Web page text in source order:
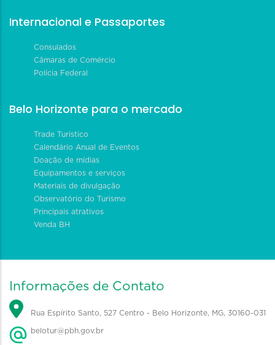
Internacional e Passaportes
Consulados
Câmaras de Comércio
Polícia Federal
Belo Horizonte para o mercado
Trade Turístico
Calendário Anual de Eventos
Doação de mídias
Equipamentos e serviços
Materiais de divulgação
Observatório do Turismo
Principais atrativos
Venda BH
Informações de Contato
Rua Espírito Santo, 527 Centro - Belo Horizonte, MG, 30160-031
belotur@pbh.gov.br